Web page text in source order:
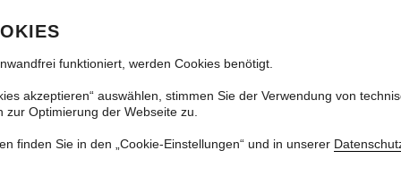
funktioniert, werden Cookies benötigt.
akzeptieren“ auswählen, stimmen Sie der Verwendung von
zur Optimierung der Webseite zu.
finden Sie in den „Cookie-Einstellungen“ und in unserer
Dame